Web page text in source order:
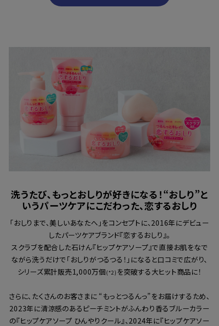
洗うたび、もっとおしりが好きになる！“おしり”と
いうパーツケアにこだわった、恋するおしり
「おしりまで、美しいあなたへ」をコンセプトに、2016年にデビュー
したパーツケアブランド『恋するおしり』。
スクラブを配合した石けん『ヒップケアソープ』で直接お肌をなで
ながら洗うだけで「おしりがつるつる！」になると口コミで広がり、
シリーズ累計販売1,000万個(*2) を突破する大ヒット商品に！
さらに、たくさんのお客さまに “もっとつるんっ”をお届けするため、
2023年に清涼感のあるピーチミントがふんわり香るブルーカラー
の『ヒップケアソープ ひんやりクール』、2024年に『ヒップケアソー